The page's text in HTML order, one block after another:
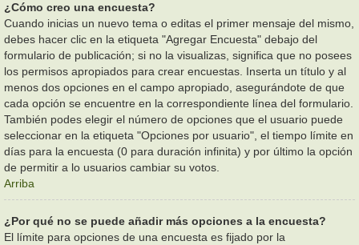
¿Cómo creo una encuesta?
Cuando inicias un nuevo tema o editas el primer mensaje del mismo,
debes hacer clic en la etiqueta "Agregar Encuesta" debajo del
formulario de publicación; si no la visualizas, significa que no posees
los permisos apropiados para crear encuestas. Inserta un título y al
menos dos opciones en el campo apropiado, asegurándote de que
cada opción se encuentre en la correspondiente línea del formulario.
También podes elegir el número de opciones que el usuario puede
seleccionar en la etiqueta "Opciones por usuario", el tiempo límite en
días para la encuesta (0 para duración infinita) y por último la opción
de permitir a lo usuarios cambiar su votos.
Arriba
¿Por qué no se puede añadir más opciones a la encuesta?
El límite para opciones de una encuesta es fijado por la